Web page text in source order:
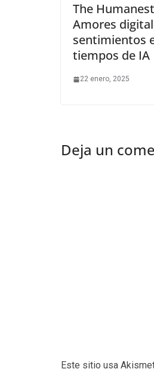
The
Amores
sentimientos
tiempos de IA
22 enero, 2025
Deja un
Este sitio usa